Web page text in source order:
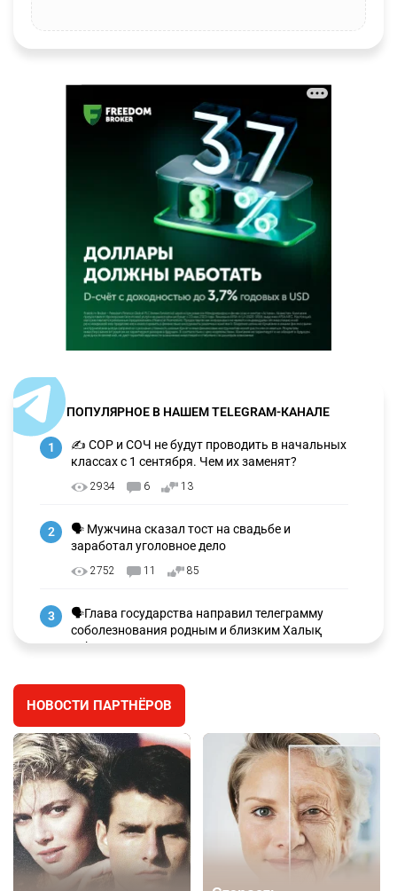
ПОПУЛЯРНОЕ В НАШЕМ TELEGRAM-КАНАЛЕ
1
✍️ СОР и СОЧ не будут проводить в начальных
классах с 1 сентября. Чем их заменят?
2934 6 13
2
🗣 Мужчина сказал тост на свадьбе и
заработал уголовное дело
2752 11 85
3
🗣Глава государства направил телеграмму
соболезнования родным и близким Халық
қаһарманы Ивана Гапича
🇫🇷 Клуб ПСЖ объявил об открытии своей
футбольной академии в Астане
2629 2 39
5
🇺🇸🇯🇵 США и Япония провели совместную
интервенцию для спасения иены
2686 1 16
НОВОСТИ ПАРТНЁРОВ